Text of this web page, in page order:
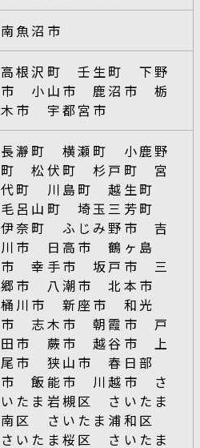
南魚沼市
高根沢町 壬生町 下野
市 小山市 鹿沼市 栃
木市 宇都宮市
長瀞町 横瀬町 小鹿野
町 松伏町 杉戸町 宮
代町 川島町 越生町
毛呂山町 埼玉三芳町
伊奈町 ふじみ野市 吉
川市 日高市 鶴ヶ島
市 幸手市 坂戸市 三
郷市 八潮市 北本市
桶川市 新座市 和光
市 志木市 朝霞市 戸
田市 蕨市 越谷市 上
尾市 狭山市 春日部
市 飯能市 川越市 さ
いたま岩槻区 さいたま
南区 さいたま浦和区
さいたま桜区 さいたま